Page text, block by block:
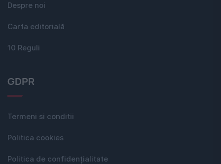
Despre noi
Carta editorială
10 Reguli
GDPR
Termeni si conditii
Politica cookies
Politica de confidențialitate